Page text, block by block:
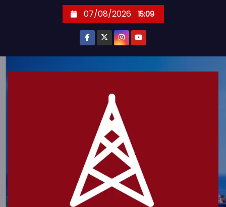
07/08/2026 15:09